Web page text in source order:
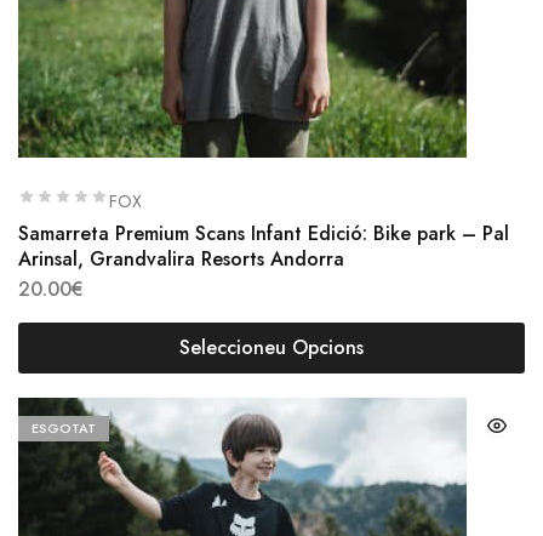
FOX
Samarreta Premium Scans Infant Edició: Bike park – Pal
Arinsal, Grandvalira Resorts Andorra
20.00€
Seleccioneu Opcions
ESGOTAT